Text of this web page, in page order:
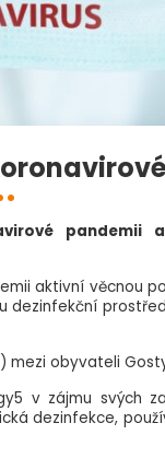
pandemii
aktivní věcnou
dezinfekční
obyvateli
v zájmu svých
dezinfekce,